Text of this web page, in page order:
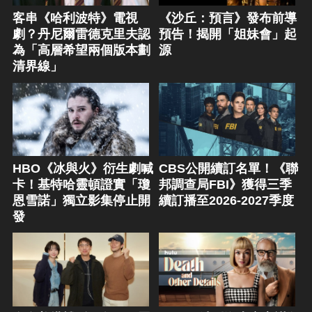
客串《哈利波特》電視
劇？丹尼爾雷德克里夫認
為「高層希望兩個版本劃
清界線」
《沙丘：預言》發布前導
預告！揭開「姐妹會」起
源
HBO《冰與火》衍生劇喊
卡！基特哈靈頓證實「瓊
恩雪諾」獨立影集停止開
發
CBS公開續訂名單！《聯
邦調查局FBI》獲得三季
續訂播至2026-2027季度